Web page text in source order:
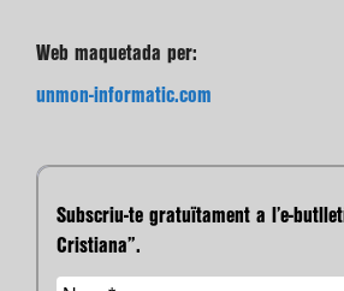
Web maquetada per:
unmon-informatic.com
Subscriu-te gratuïtament a l’e-
Cristiana”.